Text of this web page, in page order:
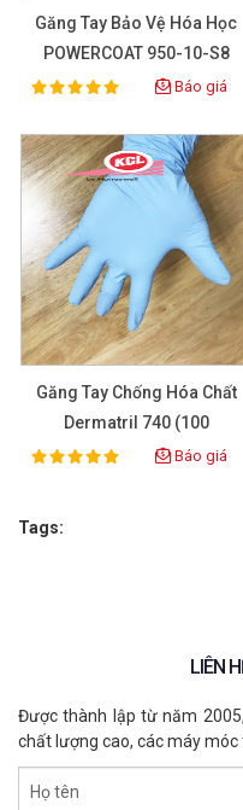
Găng Tay Bảo Vệ Hóa Học
POWERCOAT 950-10-S8
Rating:
100% Báo giá
Găng Tay Chống Hóa Chất
Dermatril 740 (100
Pcs/box)
Rating:
100% Báo giá
Tags:
LIÊN
Được thành lập từ năm
chất lượng cao, các máy
Họ tên